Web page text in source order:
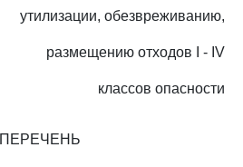
утилизации, обезвреживанию,
размещению отходов I - IV
классов опасности
ПЕРЕЧЕНЬ